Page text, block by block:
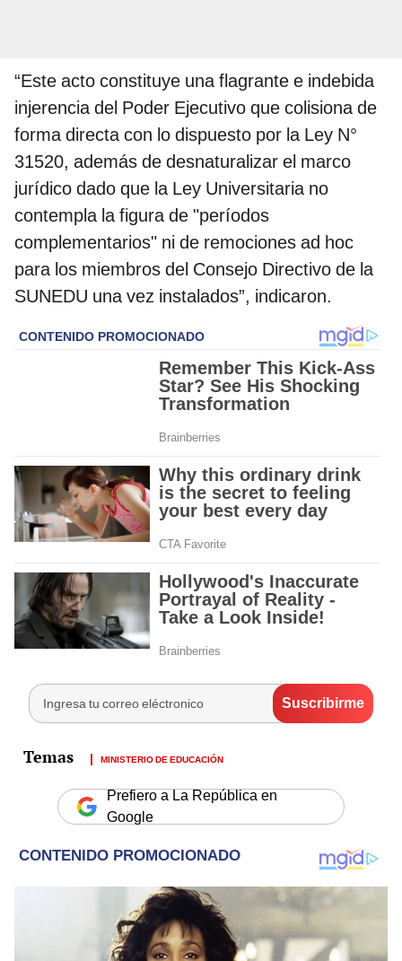
“Este acto constituye una flagrante e indebida
injerencia del Poder Ejecutivo que colisiona de
forma directa con lo dispuesto por la Ley N°
31520, además de desnaturalizar el marco
jurídico dado que la Ley Universitaria no
contempla la figura de "períodos
complementarios" ni de remociones ad hoc
para los miembros del Consejo Directivo de la
SUNEDU una vez instalados”, indicaron.
MINISTERIO DE EDUCACIÓN
Prefiero a La República en
Google